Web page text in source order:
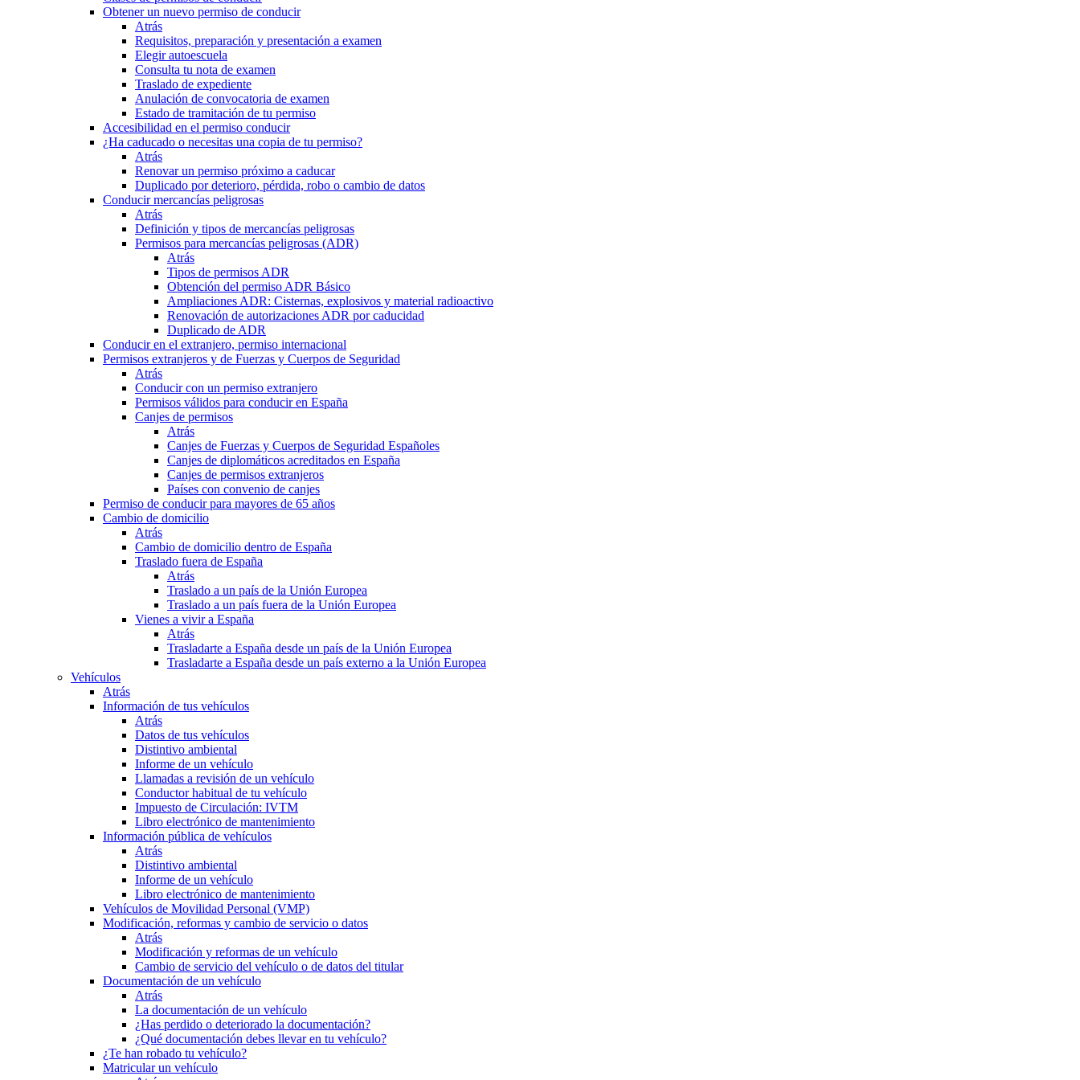
Obtener un nuevo permiso de conducir
Atrás
Requisitos, preparación y presentación a examen
Elegir autoescuela
Consulta tu nota de examen
Traslado de expediente
Anulación de convocatoria de examen
Estado de tramitación de tu permiso
Accesibilidad en el permiso conducir
¿Ha caducado o necesitas una copia de tu permiso?
Atrás
Renovar un permiso próximo a caducar
Duplicado por deterioro, pérdida, robo o cambio de datos
Conducir mercancías peligrosas
Atrás
Definición y tipos de mercancías peligrosas
Permisos para mercancías peligrosas (ADR)
Atrás
Tipos de permisos ADR
Obtención del permiso ADR Básico
Ampliaciones ADR: Cisternas, explosivos y material radioactivo
Renovación de autorizaciones ADR por caducidad
Duplicado de ADR
Conducir en el extranjero, permiso internacional
Permisos extranjeros y de Fuerzas y Cuerpos de Seguridad
Atrás
Conducir con un permiso extranjero
Permisos válidos para conducir en España
Canjes de permisos
Atrás
Canjes de Fuerzas y Cuerpos de Seguridad Españoles
Canjes de diplomáticos acreditados en España
Canjes de permisos extranjeros
Países con convenio de canjes
Permiso de conducir para mayores de 65 años
Cambio de domicilio
Atrás
Cambio de domicilio dentro de España
Traslado fuera de España
Atrás
Traslado a un país de la Unión Europea
Traslado a un país fuera de la Unión Europea
Vienes a vivir a España
Atrás
Trasladarte a España desde un país de la Unión Europea
Trasladarte a España desde un país externo a la Unión Europea
Vehículos
Atrás
Información de tus vehículos
Atrás
Datos de tus vehículos
Distintivo ambiental
Informe de un vehículo
Llamadas a revisión de un vehículo
Conductor habitual de tu vehículo
Impuesto de Circulación: IVTM
Libro electrónico de mantenimiento
Información pública de vehículos
Atrás
Distintivo ambiental
Informe de un vehículo
Libro electrónico de mantenimiento
Vehículos de Movilidad Personal (VMP)
Modificación, reformas y cambio de servicio o datos
Atrás
Modificación y reformas de un vehículo
Cambio de servicio del vehículo o de datos del titular
Documentación de un vehículo
Atrás
La documentación de un vehículo
¿Has perdido o deteriorado la documentación?
¿Qué documentación debes llevar en tu vehículo?
¿Te han robado tu vehículo?
Matricular un vehículo